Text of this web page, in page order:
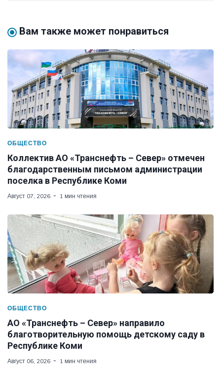
Вам также может понравиться
ОБЩЕСТВО
Коллектив АО «Транснефть – Север» отмечен
благодарственным письмом администрации
поселка в Республике Коми
Август 07, 2026 1 мин чтения
ОБЩЕСТВО
АО «Транснефть – Север» направило
благотворительную помощь детскому саду в
Республике Коми
Август 06, 2026 1 мин чтения